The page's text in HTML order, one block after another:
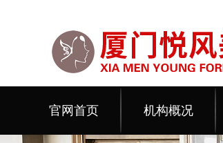
官网首页 机构概况